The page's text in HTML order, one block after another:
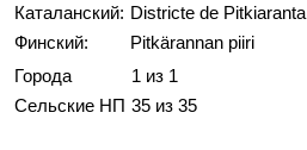
Каталанский: Districte de Pitkiaranta
Финский:
Pitkärannan piiri
Города
1 из 1
Сельские НП 35 из 35